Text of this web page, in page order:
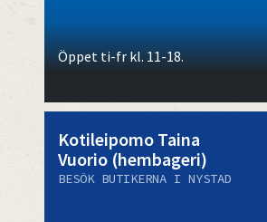
Öppet ti-fr kl. 11-18.
Kotileipomo Taina
Vuorio (hembageri)
BESÖK BUTIKERNA I NYSTAD